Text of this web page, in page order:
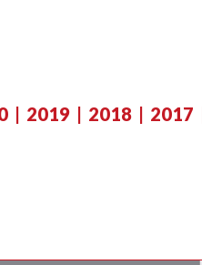
2019 2018 2017